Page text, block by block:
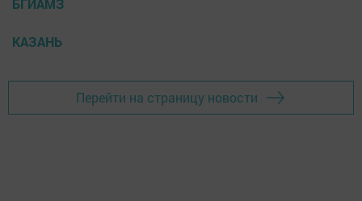
КАЗАНЬ
Перейти на страницу новости